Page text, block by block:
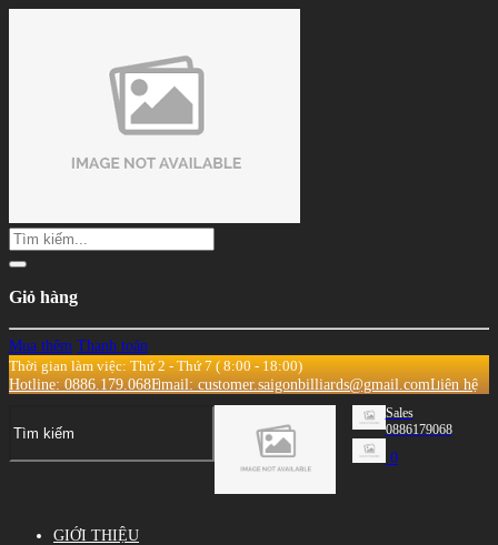
Giỏ hàng
Mua thêm Thanh toán
Thời gian làm việc: Thứ 2 - Thứ 7 ( 8:00 - 18:00)
Hotline: 0886.179.068Email: customer.saigonbilliards@gmail.comLiên hệ
Sales
0886179068
0
GIỚI THIỆU